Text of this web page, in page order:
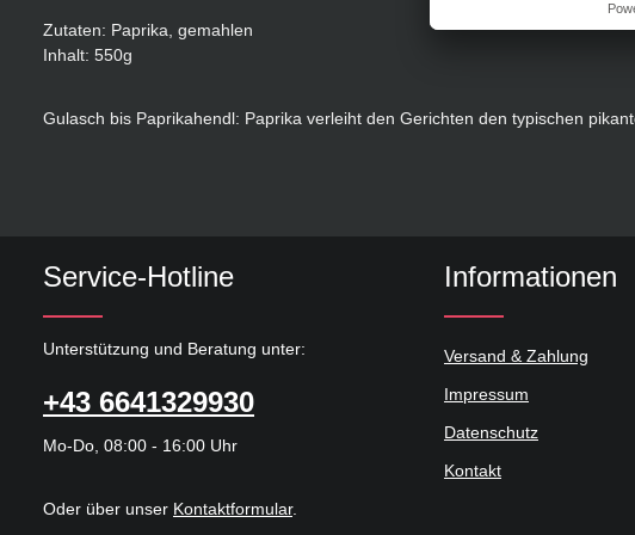
Zutaten: Paprika, gemahlen
Inhalt: 550g
Gulasch bis Paprikahendl: Paprika verleiht den Gerichten den typischen
Service-Hotline
Unterstützung und Beratung unter:
+43 6641329930
Mo-Do, 08:00 - 16:00 Uhr
Oder über unser Kontaktformular.
Informationen
Versand & Zahlung
Impressum
Datenschutz
Kontakt